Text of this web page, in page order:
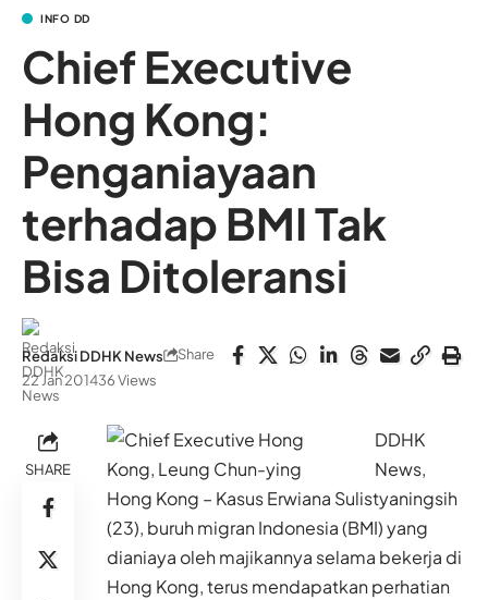
INFO DD
Chief Executive
Hong Kong:
Penganiayaan
terhadap BMI Tak
Bisa Ditoleransi
Redaksi DDHK News
22 Jan 201436 Views
Share
SHARE
DDHK
News,
Hong Kong – Kasus Erwiana Sulistyaningsih
(23), buruh migran Indonesia (BMI) yang
dianiaya oleh majikannya selama bekerja di
Hong Kong, terus mendapatkan perhatian